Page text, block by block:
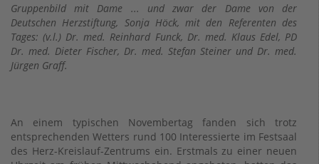
Gruppenbild mit Dame ... und zwar der Dame von der
Deutschen Herzstiftung, Sonja Höck, mit den Referenten des
Tages: (v.l.) Dr. med. Reinhard Funck, Dr. med. Klaus Edel, PD
Dr. med. Dieter Fischer, Dr. med. Stefan Steiner und Dr. med.
Jürgen Graff.
An einem typischen Novembertag fanden sich trotz
entsprechenden Wetters rund 100 Interessierte im Festsaal
des Herz-Kreislauf-Zentrums ein. Erstmals zu einer neuen